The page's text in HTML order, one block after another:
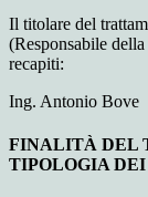
Il titolare del
(Responsabile
recapiti:
Ing. Antonio
FINALITÀ DEL
TIPOLOGIA